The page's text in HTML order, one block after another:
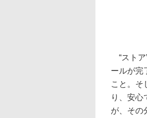
“ストア
ールが完
こと。そ
り、安心
が、その